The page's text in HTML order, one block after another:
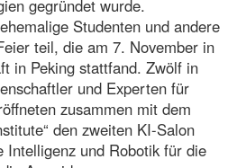
gegründet wurde.
Studenten und andere
teil, die am 7. November in
in Peking stattfand. Zwölf in
und Experten für
zusammen mit dem
den zweiten KI-Salon
Intelligenz und Robotik für die